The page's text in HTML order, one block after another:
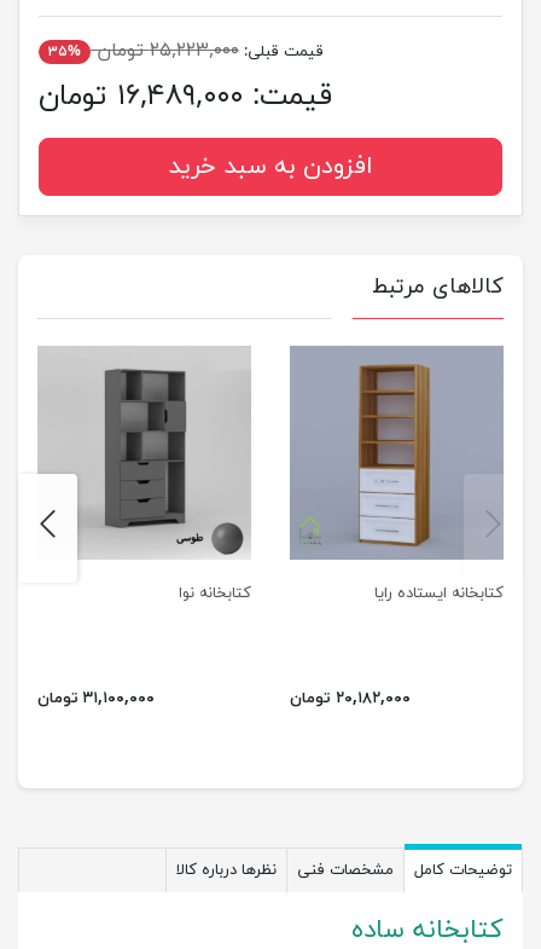
قیمت قبلی: ۲۵,۲۲۳,۰۰۰ تومان ۳۵%
قیمت: ۱۶,۴۸۹,۰۰۰ تومان
افزودن به سبد خرید
کالاهای مرتبط
کتابخانه ایستاده رایا
۲۰,۱۸۲,۰۰۰ تومان
کتابخانه نوا
۳۱,۱۰۰,۰۰۰ تومان
previus
توضیحات کامل مشخصات فنی نظرها درباره کالا
کتابخانه ساده